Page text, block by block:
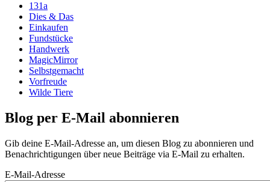
131a
Dies & Das
Einkaufen
Fundstücke
Handwerk
MagicMirror
Selbstgemacht
Vorfreude
Wilde Tiere
Blog per E-Mail abonnieren
Gib deine E-Mail-Adresse an, um diesen Blog zu abonnieren und
Benachrichtigungen über neue Beiträge via E-Mail zu erhalten.
E-Mail-Adresse